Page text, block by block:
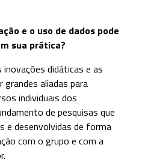
e o uso de dados pode
sua prática?
inovações didáticas e as
aliadas para
individuais dos
de pesquisas que
e desenvolvidas de forma
com o grupo e com a